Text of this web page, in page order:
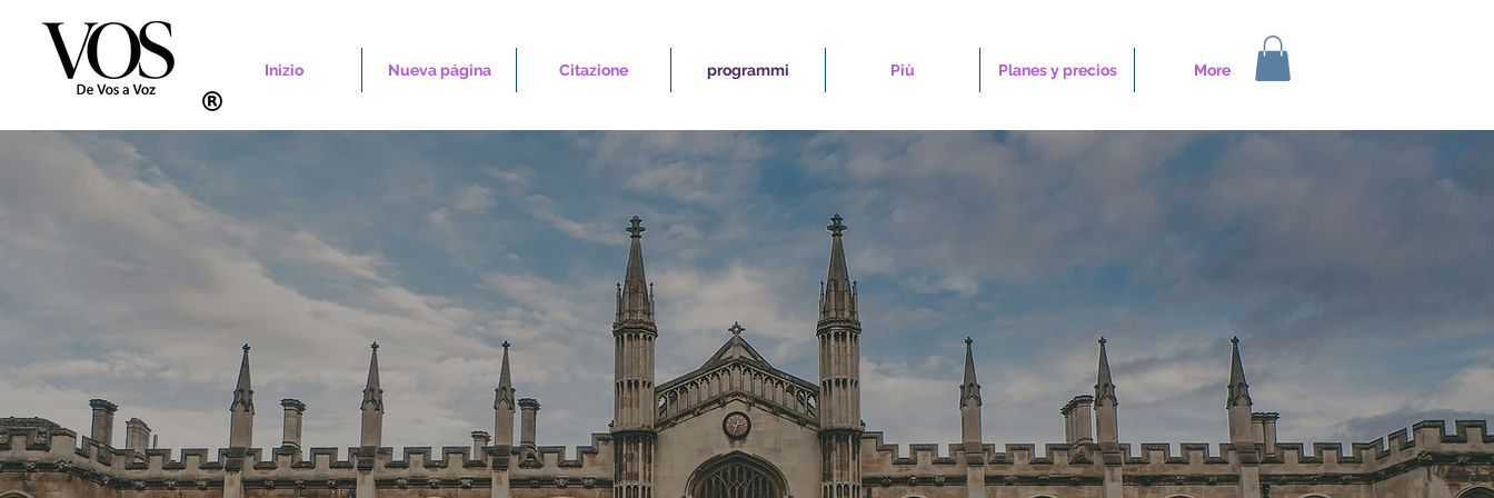
Inizio Nueva página Citazione programmi Più Planes y precios More